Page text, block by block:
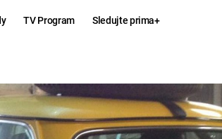
TV Program Sledujte prima+
Zábava